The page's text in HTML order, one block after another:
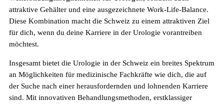
Sind in Deutschland ausgebildete
attraktive Gehälter und eine ausgezeichnete Work-Life-Balance.
Diese Kombination macht die Schweiz zu einem attraktiven Ziel
für dich, wenn du deine Karriere in der Urologie vorantreiben
möchtest.
Insgesamt bietet die Urologie in der Schweiz ein breites Spektrum
an Möglichkeiten für medizinische Fachkräfte wie dich, die auf
der Suche nach einer herausfordernden und lohnenden Karriere
sind. Mit innovativen Behandlungsmethoden, erstklassiger